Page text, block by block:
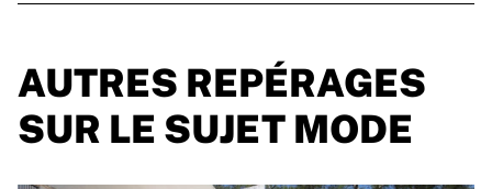
AUTRES REPÉRAGES
SUR LE SUJET MODE